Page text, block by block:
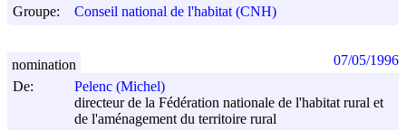
Groupe:
Conseil national de l'habitat (CNH)
De:
Pelenc (Michel)
directeur de la Fédération nationale de l'habitat rural et
de l'aménagement du territoire rural
nomination 07/05/1996